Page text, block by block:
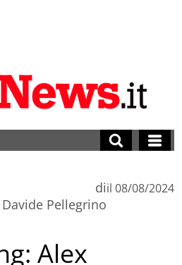
di
Davide Pellegrino
il 08/08/2024
Alex